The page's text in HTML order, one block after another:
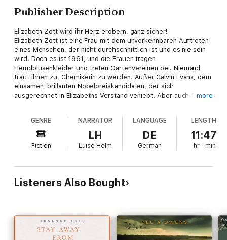
Publisher Description
Elizabeth Zott wird ihr Herz erobern, ganz sicher!
Elizabeth Zott ist eine Frau mit dem unverkennbaren Auftreten
eines Menschen, der nicht durchschnittlich ist und es nie sein
wird. Doch es ist 1961, und die Frauen tragen
Hemdblusenkleider und treten Gartenvereinen bei. Niemand
traut ihnen zu, Chemikerin zu werden. Außer Calvin Evans, dem
einsamen, brillanten Nobelpreiskandidaten, der sich
ausgerechnet in Elizabeths Verstand verliebt. Aber auch 1961
sechs« wieder. Doch für sie ist Kochen Chemie. Und Chemie
bedeutet Veränderung der Zustände ...
Bonnie Garmus hat eine literarische Heldin geschaffen, die
unvergesslich sein wird. Und uns mit einem tiefen Lächeln aus
more
GENRE
Fiction
NARRATOR
LH
Luise Helm
LANGUAGE
DE
German
LENGTH
11:47
hr min
Listeners Also Bought